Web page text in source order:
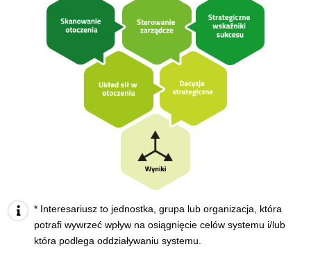
* Interesariusz to jednostka, grupa lub organizacja, która
potrafi wywrzeć wpływ na osiągnięcie celów systemu i/lub
która podlega oddziaływaniu systemu.